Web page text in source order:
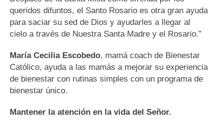
queridos difuntos, el Santo Rosario es otra gran ayuda
para saciar su sed de Dios y ayudarles a llegar al
cielo a través de Nuestra Santa Madre y el Rosario.”
María Cecilia Escobedo, mamá coach de Bienestar
Católico, ayuda a las mamás a mejorar su experiencia
de bienestar con rutinas simples con un programa de
bienestar único.
Mantener la atención en la vida del Señor.